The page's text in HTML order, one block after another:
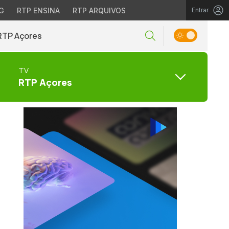
RTP ENSINA RTP ARQUIVOS Entrar
Açores
TV
RTP Açores